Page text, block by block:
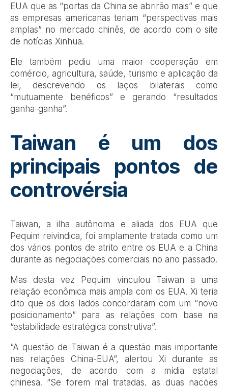
EUA que as “portas da China se abrirão mais” e que
as empresas americanas teriam “perspectivas mais
amplas” no mercado chinês, de acordo com o site
de notícias Xinhua.
Ele também pediu uma maior cooperação em
comércio, agricultura, saúde, turismo e aplicação da
lei, descrevendo os laços bilaterais como
“mutuamente benéficos” e gerando “resultados
ganha-ganha”.
Taiwan é um dos
principais pontos de
controvérsia
Taiwan, a ilha autônoma e aliada dos EUA que
Pequim reivindica, foi amplamente tratada como um
dos vários pontos de atrito entre os EUA e a China
durante as negociações comerciais no ano passado.
Mas desta vez Pequim vinculou Taiwan a uma
relação econômica mais ampla com os EUA. Xi teria
dito que os dois lados concordaram com um “novo
posicionamento” para as relações com base na
“estabilidade estratégica construtiva”.
“A questão de Taiwan é a questão mais importante
nas relações China-EUA”, alertou Xi durante as
negociações, de acordo com a mídia estatal
chinesa. “Se forem mal tratadas, as duas nações